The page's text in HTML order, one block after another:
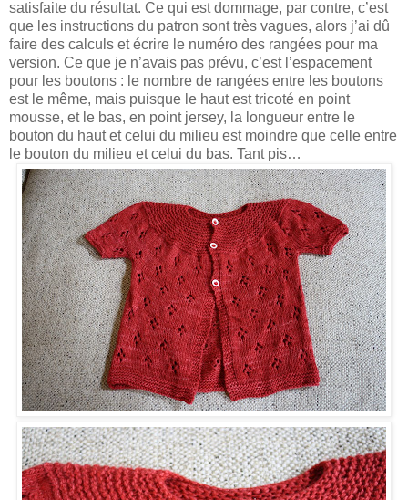
satisfaite du résultat. Ce qui est dommage, par contre, c’est
que les instructions du patron sont très vagues, alors j’ai dû
faire des calculs et écrire le numéro des rangées pour ma
version. Ce que je n’avais pas prévu, c’est l’espacement
pour les boutons : le nombre de rangées entre les boutons
est le même, mais puisque le haut est tricoté en point
mousse, et le bas, en point jersey, la longueur entre le
bouton du haut et celui du milieu est moindre que celle entre
le bouton du milieu et celui du bas. Tant pis…